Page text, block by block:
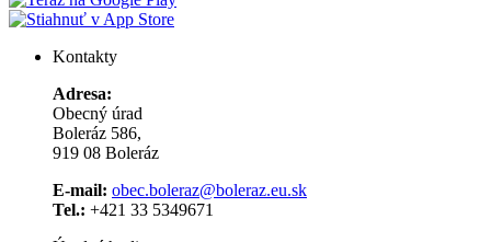
Kontakty
Adresa:
Obecný úrad
Boleráz 586,
919 08 Boleráz
E-mail: obec.boleraz@boleraz.eu.sk
Tel.: +421 33 5349671